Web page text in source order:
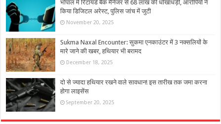
भोपाल में रिटायर्ड बैंक मैनेजर से 68 लाख की धोखाधड़ी, आरोपियों ने
किया डिजिटल अरेस्ट, पुलिस जांच में जुटी
November 20, 2025
Sukma Naxal Encounter: सुकमा एनकाउंटर में 3 नक्सलियों के
मारे जाने की खबर, हथियार भी बरामद
December 18, 2025
दो से ज्यादा हथियार रखने वाले सावधान! इस तारीख तक जमा करना
होगा लाइसेंस
September 20, 2025